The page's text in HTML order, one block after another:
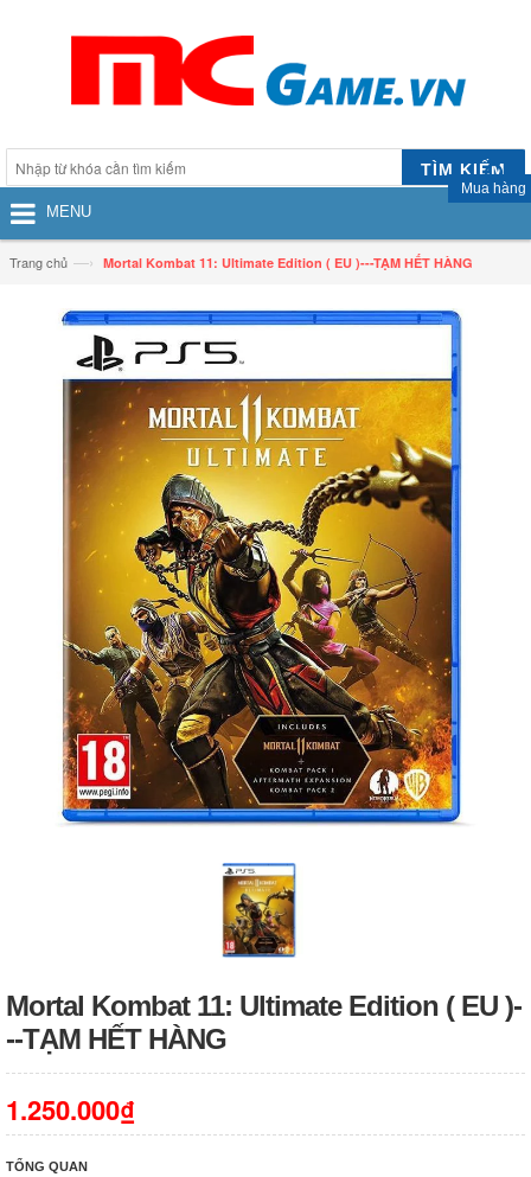
TÌM KIẾM
Mua hàng
MENU
Trang chủ —› Mortal Kombat 11: Ultimate Edition ( EU )---TẠM HẾT HÀNG
Mortal Kombat 11: Ultimate Edition ( EU )-
--TẠM HẾT HÀNG
1.250.000₫
TỔNG QUAN